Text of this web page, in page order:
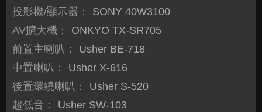
投影機/顯示器：
SONY 40W3100
AV擴大機：
ONKYO TX-SR705
前置主喇叭：
Usher BE-718
中置喇叭：
Usher X-616
後置環繞喇叭：
Usher S-520
超低音：
Usher SW-103